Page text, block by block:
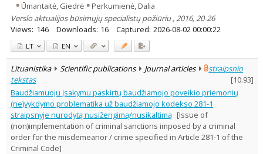
Ūmantaitė, Giedrė
Perkumienė, Dalia
Verslo aktualijos būsimųjų specialistų požiūriu , 2016, 20-26
Views: 146 Downloads: 16 Captured: 2026-08-02 00:00:22
LT EN
Lituanistika Scientific publications Journal articles
straipsnio
tekstas
[10.93]
Baudžiamuoju įsakymu paskirtų baudžiamojo poveikio priemonių
(ne)vykdymo problematika už baudžiamojo kodekso 281-1
straipsnyje nurodytą nusižengimą/nusikaltimą [Issue of
(non)implementation of criminal sanctions imposed by a criminal
order for the misdemeanor / crime specified in Article 281-1 of the
Criminal Code]